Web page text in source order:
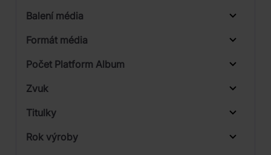
Balení média
Formát média
Počet Platform Album
Zvuk
Titulky
Rok výroby